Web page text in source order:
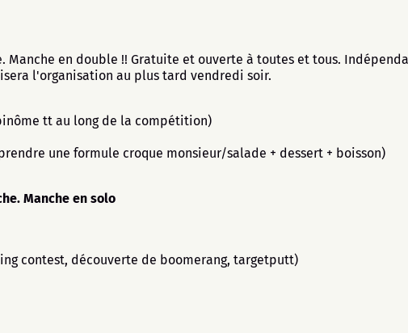
en double !! Gratuite et ouverte à toutes et tous.
l'organisation au plus tard vendredi soir.
tt au long de la compétition)
une formule croque monsieur/salade + dessert + boisson)
Manche en solo
contest, découverte de boomerang, targetputt)